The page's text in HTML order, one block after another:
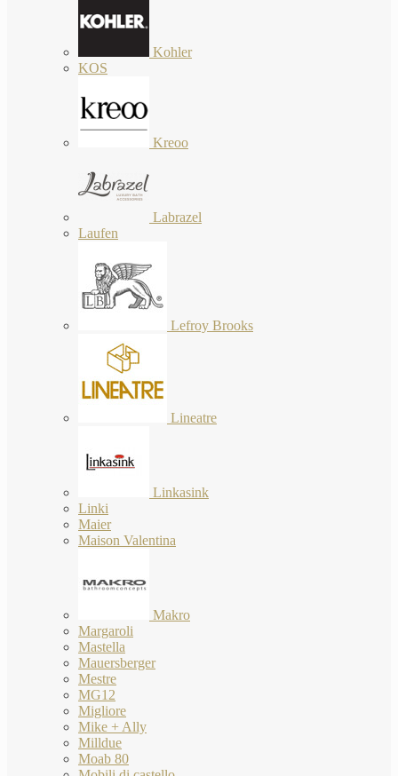
Kohler
KOS
Kreoo
Labrazel
Laufen
Lefroy Brooks
Lineatre
Linkasink
Linki
Maier
Maison Valentina
Makro
Margaroli
Mastella
Mauersberger
Mestre
MG12
Migliore
Mike + Ally
Milldue
Moab 80